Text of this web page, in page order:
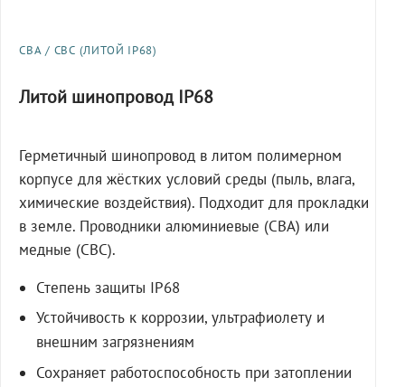
СВА / СВС (ЛИТОЙ IP68)
Литой шинопровод IP68
Герметичный шинопровод в литом полимерном
корпусе для жёстких условий среды (пыль, влага,
химические воздействия). Подходит для прокладки
в земле. Проводники алюминиевые (СВА) или
медные (СВС).
Степень защиты IP68
Устойчивость к коррозии, ультрафиолету и
внешним загрязнениям
Сохраняет работоспособность при затоплении